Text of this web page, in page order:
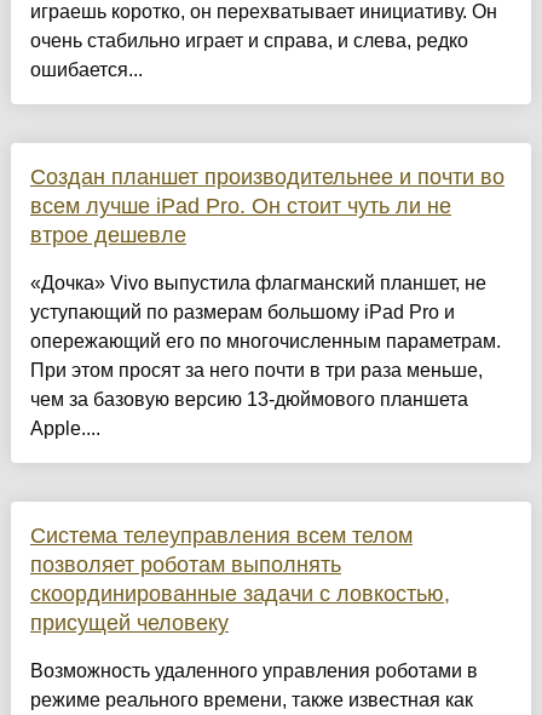
играешь коротко, он перехватывает инициативу. Он
очень стабильно играет и справа, и слева, редко
ошибается...
Создан планшет производительнее и почти во
всем лучше iPad Pro. Он стоит чуть ли не
втрое дешевле
«Дочка» Vivo выпустила флагманский планшет, не
уступающий по размерам большому iPad Pro и
опережающий его по многочисленным параметрам.
При этом просят за него почти в три раза меньше,
чем за базовую версию 13-дюймового планшета
Apple....
Система телеуправления всем телом
позволяет роботам выполнять
скоординированные задачи с ловкостью,
присущей человеку
Возможность удаленного управления роботами в
режиме реального времени, также известная как